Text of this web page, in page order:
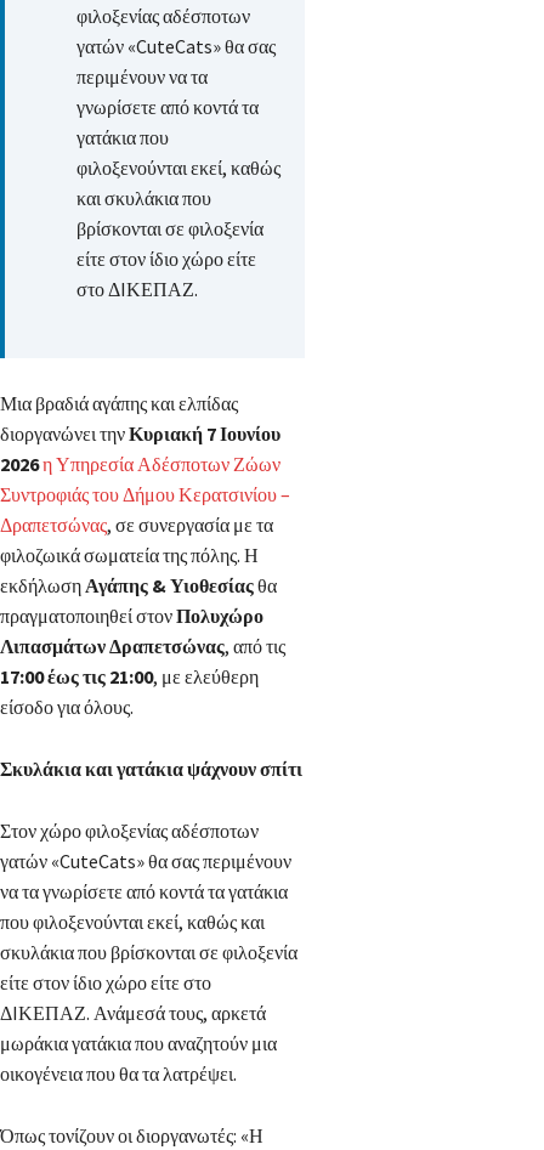
φιλοξενίας αδέσποτων
γατών «CuteCats» θα σας
περιμένουν να τα
γνωρίσετε από κοντά τα
γατάκια που
φιλοξενούνται εκεί, καθώς
και σκυλάκια που
βρίσκονται σε φιλοξενία
είτε στον ίδιο χώρο είτε
στο ΔIΚΕΠΑΖ.
Μια βραδιά αγάπης και ελπίδας
διοργανώνει τηνΚυριακή 7 Ιουνίου
2026η Υπηρεσία Αδέσποτων Ζώων
Συντροφιάς του Δήμου Κερατσινίου –
Δραπετσώνας, σε συνεργασία με τα
φιλοζωικά σωματεία της πόλης. Η
εκδήλωση Αγάπης & Υιοθεσίαςθα
πραγματοποιηθεί στονΠολυχώρο
Λιπασμάτων Δραπετσώνας, από τις
17:00 έως τις 21:00, με ελεύθερη
είσοδο για όλους.
Σκυλάκια και γατάκια ψάχνουν σπίτι
Στον χώρο φιλοξενίας αδέσποτων
γατών «CuteCats» θα σας περιμένουν
να τα γνωρίσετε από κοντά τα γατάκια
που φιλοξενούνται εκεί, καθώς και
σκυλάκια που βρίσκονται σε φιλοξενία
είτε στον ίδιο χώρο είτε στο
ΔIΚΕΠΑΖ. Ανάμεσά τους, αρκετά
μωράκια γατάκια που αναζητούν μια
οικογένεια που θα τα λατρέψει.
Όπως τονίζουν οι διοργανωτές: «Η